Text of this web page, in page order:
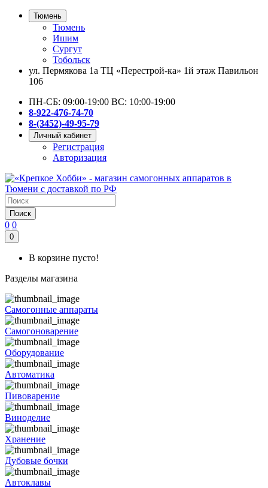
Тюмень
Тюмень
Ишим
Сургут
Тобольск
ул. Пермякова 1а ТЦ «Перестрой-ка» 1й этаж Павильон
106
ПН-СБ: 09:00-19:00 ВС: 10:00-19:00
8-922-476-74-70
8-(3452)-49-95-79
Личный кабинет
Регистрация
Авторизация
Поиск
0 0
0
В корзине пусто!
Разделы магазина
Самогонные аппараты
Самогоноварение
Оборудование
Автоматика
Пивоварение
Виноделие
Хранение
Дубовые бочки
Автоклавы